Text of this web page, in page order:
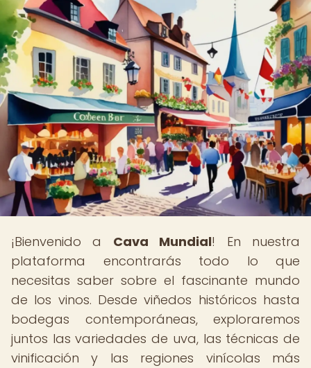
¡Bienvenido a Cava Mundial! En nuestra
plataforma encontrarás todo lo que
necesitas saber sobre el fascinante mundo
de los vinos. Desde viñedos históricos hasta
bodegas contemporáneas, exploraremos
juntos las variedades de uva, las técnicas de
vinificación y las regiones vinícolas más